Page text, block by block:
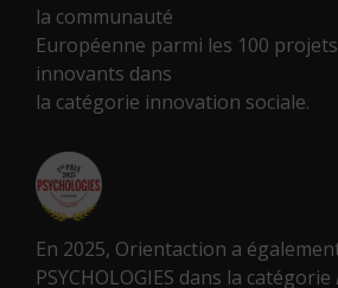
la communauté
Européenne parmi les 100
innovants dans
la catégorie innovation sociale.
En 2025, Orientaction a
PSYCHOLOGIES dans la catégorie